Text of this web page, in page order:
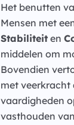
Het benutten
Mensen met
Stabiliteit en
middelen om
Bovendien
met veerkracht
vaardigheden
vasthouden